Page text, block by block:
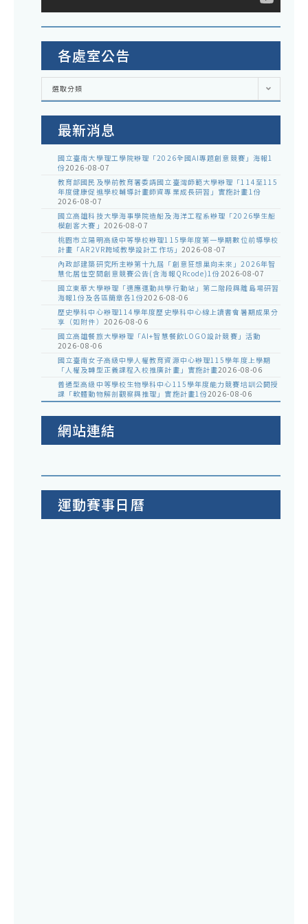
各處室公告
各
室
選取分類
最新消息
國立臺南大學理工學院辦理「2026全國AI專題創意競賽」海報1
份2026-08-07
教育部國民及學前教育署委請國立臺灣師範大學辦理「114至115
年度健康促進學校輔導計畫師資專業成長研習」實施計畫1份
2026-08-07
國立高雄科技大學海事學院造船及海洋工程系辦理「2026學生船
模創客大賽」 2026-08-07
桃園市立陽明高級中等學校辦理115學年度第一學期數位前導學校
計畫「AR2VR跨域教學設計工作坊」 2026-08-07
內政部建築研究所主辦第十九屆「創意狂想巢向未來」2026年智
慧化居住空間創意競賽公告(含海報QRcode)1份2026-08-07
國立東華大學辦理「適應運動共學行動站」第二階段與離島場研習
海報1份及各區簡章各1份2026-08-06
歷史學科中心辦理114學年度歷史學科中心線上讀書會暑期成果分
享（如附件） 2026-08-06
國立高雄餐旅大學辦理「AI+智慧餐飲LOGO設計競賽」活動
2026-08-06
國立臺南女子高級中學人權教育資源中心辦理115學年度上學期
「人權及轉型正義課程入校推廣計畫」實施計畫2026-08-06
普通型高級中等學校生物學科中心115學年度能力競賽培訓公開授
課「軟體動物解剖觀察與推理」實施計畫1份2026-08-06
網站連結
運動賽事日曆